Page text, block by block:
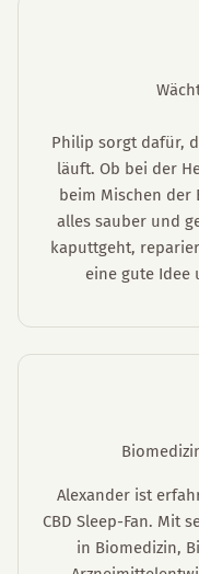
Philip sorgt dafür,
läuft. Ob bei der
beim Mischen der
alles sauber und
kaputtgeht,
eine gute Idee
Alexander ist
CBD Sleep-Fan. Mit
in Biomedizin,